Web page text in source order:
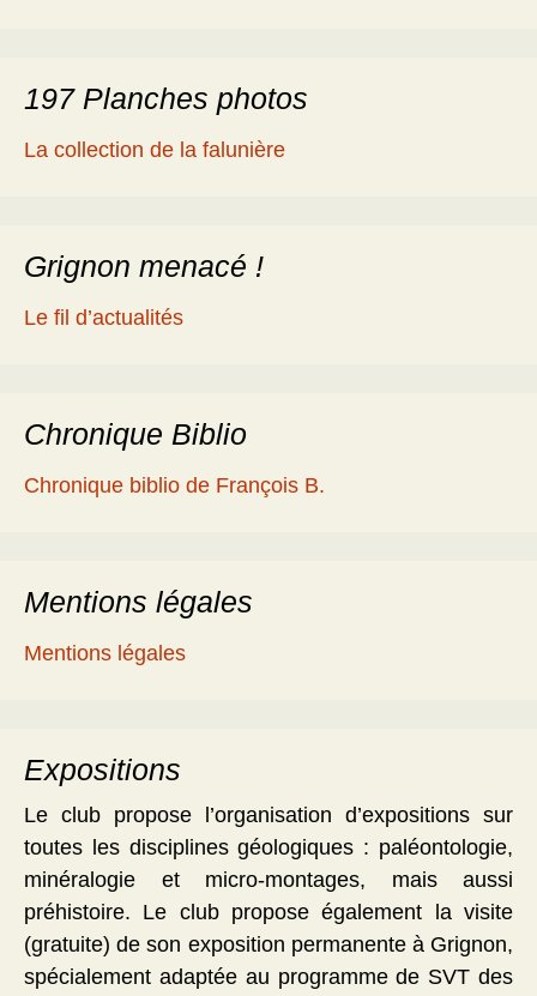
197 Planches photos
La collection de la falunière
Grignon menacé !
Le fil d’actualités
Chronique Biblio
Chronique biblio de François B.
Mentions légales
Mentions légales
Expositions
Le club propose l’organisation d’expositions sur
toutes les disciplines géologiques : paléontologie,
minéralogie et micro-montages, mais aussi
préhistoire. Le club propose également la visite
(gratuite) de son exposition permanente à Grignon,
spécialement adaptée au programme de SVT des